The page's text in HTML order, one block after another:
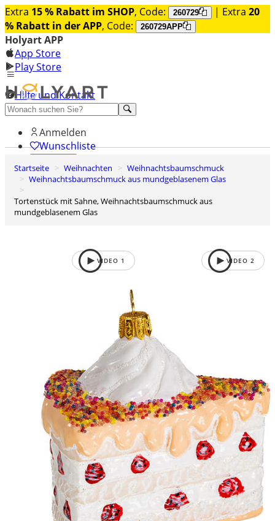
Extra 15 % Rabatt im SHOP, Code: 260729 | Extra 20
% Rabatt in der APP, Code: 260729APP
Holyart APP
App Store
Play Store
Hilfe und Kontakt
Entdecken Sie Premium
Anmelden
Wunschliste
0
Warenkorb
Startseite Weihnachten
Weihnachtsbaumschmuck
Weihnachtsbaumschmuck aus mundgeblasenem Glas
Tortenstück mit Sahne, Weihnachtsbaumschmuck aus
mundgeblasenem Glas
VIDEO 1 VIDEO 2